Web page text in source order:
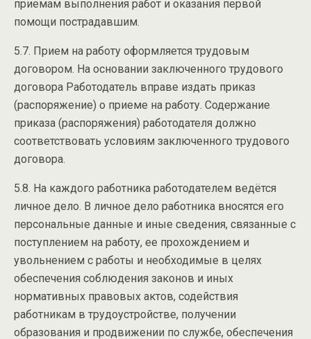
приемам выполнения работ и оказания первой
помощи пострадавшим.
5.7. Прием на работу оформляется трудовым
договором. На основании заключенного трудового
договора Работодатель вправе издать приказ
(распоряжение) о приеме на работу. Содержание
приказа (распоряжения) работодателя должно
соответствовать условиям заключенного трудового
договора.
5.8. На каждого работника работодателем ведётся
личное дело. В личное дело работника вносятся его
персональные данные и иные сведения, связанные с
поступлением на работу, ее прохождением и
увольнением с работы и необходимые в целях
обеспечения соблюдения законов и иных
нормативных правовых актов, содействия
работникам в трудоустройстве, получении
образования и продвижении по службе, обеспечения